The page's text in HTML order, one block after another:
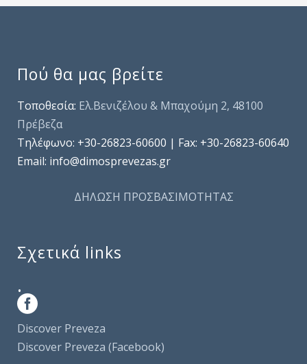
Πού θα μας βρείτε
Τοποθεσία: Ελ.Βενιζέλου & Μπαχούμη 2, 48100
Πρέβεζα
Τηλέφωνo: +30-26823-60600 | Fax: +30-26823-60640
Email: info@dimosprevezas.gr
ΔΗΛΩΣΗ ΠΡΟΣΒΑΣΙΜΟΤΗΤΑΣ
Σχετικά links
.
Discover Preveza
Discover Preveza (Facebook)